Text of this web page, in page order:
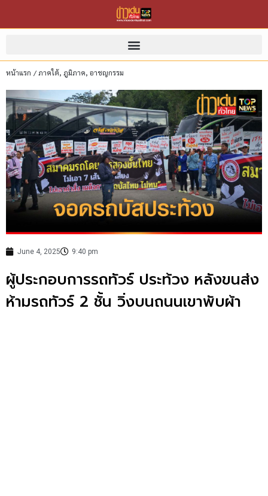
หน้าแรก /ภาคใต้, ภูมิภาค, อาชญกรรม
June 4, 2025 9:40 pm
ผู้ประกอบการรถทัวร์ ประท้วง หลังขนส่ง
ห้ามรถทัวร์ 2 ชั้น วิ่งบนถนนเขาพับผ้า